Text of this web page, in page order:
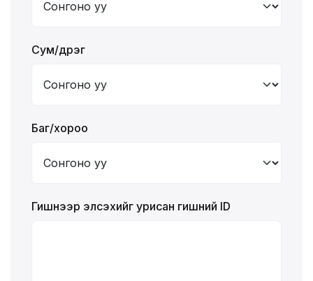
Сум/дүүрэг
Баг/хороо
Гишүүнээр элсэхийг урисан гишүүний ID